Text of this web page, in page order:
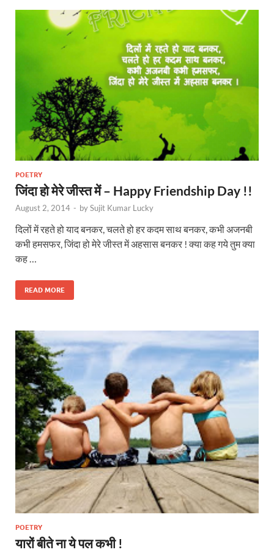
POETRY
जिंदा हो मेरे जीस्त में – Happy Friendship Day !!
August 2, 2014 - bySujit Kumar Lucky
दिलों में रहते हो याद बनकर, चलते हो हर कदम साथ बनकर, कभी अजनबी
कभी हमसफर, जिंदा हो मेरे जीस्त में अहसास बनकर ! क्या कह गये तुम क्या
कह …
READ MORE
POETRY
यारों बीते ना ये पल कभी !